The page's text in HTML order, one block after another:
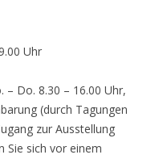
Uhr
– Do. 8.30 – 16.00 Uhr,
(durch Tagungen
zur Ausstellung
Sie sich vor einem